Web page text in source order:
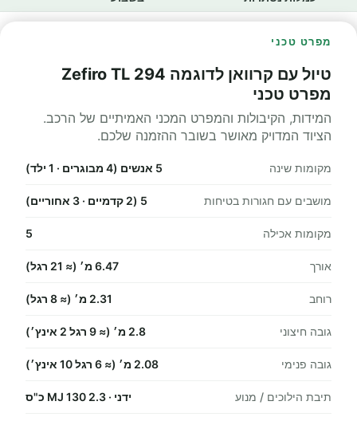
מפרט טכני
טיול עם קרוואן לדוגמה Zefiro TL 294
מפרט טכני
המידות, הקיבולות והמפרט המכני האמיתיים של הרכב.
הציוד המדויק מאושר בשובר ההזמנה שלכם.
מקומות שינה 5 אנשים (4 מבוגרים · 1 ילד)
מושבים עם חגורות בטיחות 5 (2 קדמיים · 3 אחוריים)
מקומות אכילה 5
אורך 6.47 מ׳ (≈ 21 רגל)
רוחב 2.31 מ׳ (≈ 8 רגל)
גובה חיצוני 2.8 מ׳ (≈ 9 רגל 2 אינץ׳)
גובה פנימי 2.08 מ׳ (≈ 6 רגל 10 אינץ׳)
תיבת הילוכים / מנוע ידני · 2.3 MJ 130 כ"ס